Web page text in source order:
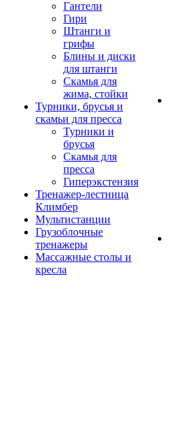
Гантели
Гири
Штанги и
грифы
Блины и диски
для штанги
Скамья для
жима, стойки
Турники, брусья и
скамьи для пресса
Турники и
брусья
Скамья для
пресса
Гиперэкстензия
Тренажер-лестница
Климбер
Мультистанции
Грузоблочные
тренажеры
Массажные столы и
кресла